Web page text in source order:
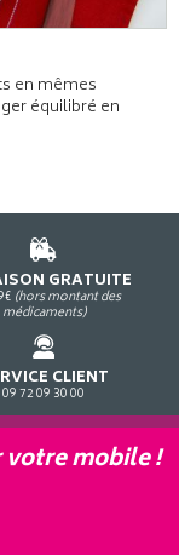
en mêmes
équilibré en
GRATUITE
(hors montant des
médicaments)
CLIENT
09 72 09 30 00
votre mobile !